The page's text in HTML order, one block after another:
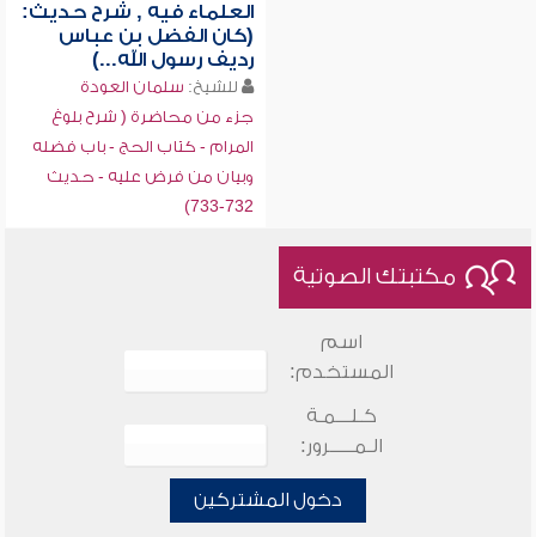
العلماء فيه , شرح حديث:
(كان الفضل بن عباس
رديف رسول الله...)
للشيخ: سلمان العودة
جزء من محاضرة ( شرح بلوغ
المرام - كتاب الحج - باب فضله
وبيان من فرض عليه - حديث
732-733)
مكتبتك الصوتية
اسم
المستخدم:
كـلـــمـة
الـمـــــرور:
دخول المشتركين